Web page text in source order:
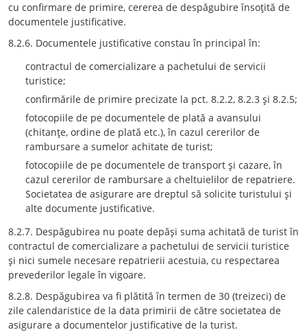
cu confirmare de primire, cererea de despăgubire însoţită de
documentele justificative.
8.2.6. Documentele justificative constau în principal în:
contractul de comercializare a pachetului de servicii
turistice;
confirmările de primire precizate la pct. 8.2.2, 8.2.3 şi 8.2.5;
fotocopiile de pe documentele de plată a avansului
(chitanţe, ordine de plată etc.), în cazul cererilor de
rambursare a sumelor achitate de turist;
fotocopiile de pe documentele de transport şi cazare, în
cazul cererilor de rambursare a cheltuielilor de repatriere.
Societatea de asigurare are dreptul să solicite turistului şi
alte documente justificative.
8.2.7. Despăgubirea nu poate depăşi suma achitată de turist în
contractul de comercializare a pachetului de servicii turistice
şi nici sumele necesare repatrierii acestuia, cu respectarea
prevederilor legale în vigoare.
8.2.8. Despăgubirea va fi plătită în termen de 30 (treizeci) de
zile calendaristice de la data primirii de către societatea de
asigurare a documentelor justificative de la turist.